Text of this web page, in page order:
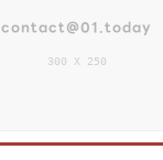
contact@01.today
300 X 250